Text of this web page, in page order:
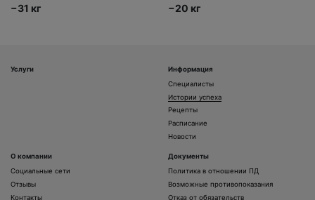
−31 кг
−20 кг
Услуги
Информация
Специалисты
Истории успеха
Рецепты
Расписание
Новости
О компании
Социальные сети
Отзывы
Контакты
Документы
Политика в отношении ПД
Возможные противопоказания
Отказ от обязательств